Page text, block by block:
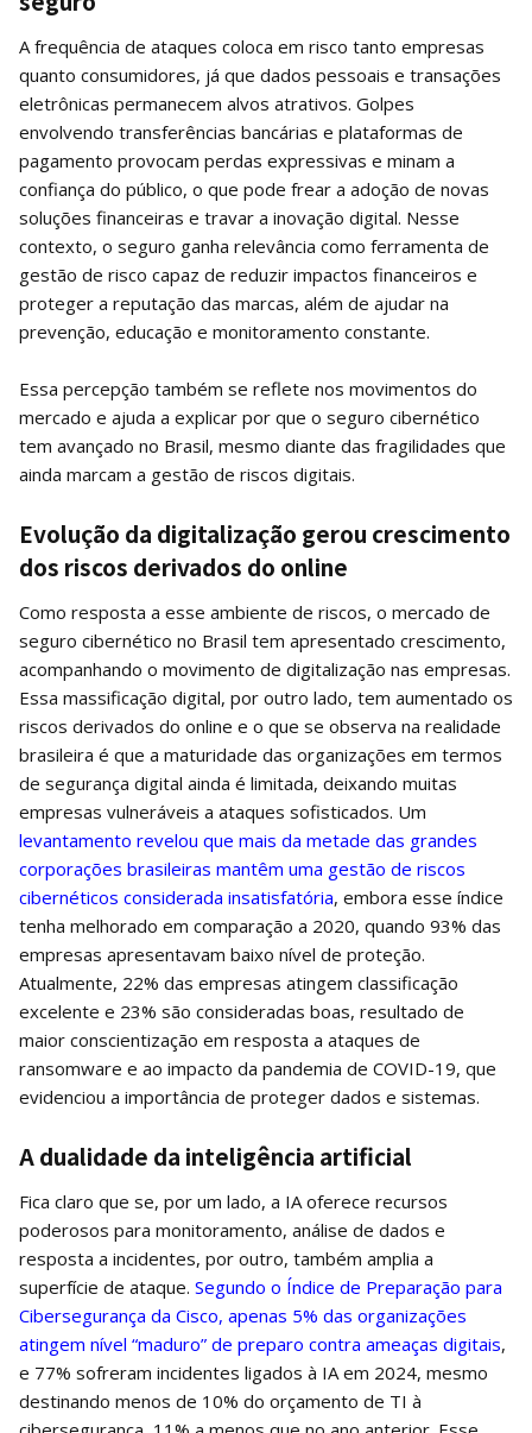
A frequência de ataques coloca em risco tanto empresas
quanto consumidores, já que dados pessoais e transações
eletrônicas permanecem alvos atrativos. Golpes
envolvendo transferências bancárias e plataformas de
pagamento provocam perdas expressivas e minam a
confiança do público, o que pode frear a adoção de novas
soluções financeiras e travar a inovação digital. Nesse
contexto, o seguro ganha relevância como ferramenta de
gestão de risco capaz de reduzir impactos financeiros e
proteger a reputação das marcas, além de ajudar na
prevenção, educação e monitoramento constante.
Essa percepção também se reflete nos movimentos do
mercado e ajuda a explicar por que o seguro cibernético
tem avançado no Brasil, mesmo diante das fragilidades que
ainda marcam a gestão de riscos digitais.
Evolução da digitalização gerou crescimento
dos riscos derivados do online
Como resposta a esse ambiente de riscos, o mercado de
seguro cibernético no Brasil tem apresentado crescimento,
acompanhando o movimento de digitalização nas empresas.
Essa massificação digital, por outro lado, tem aumentado os
riscos derivados do online e o que se observa na realidade
brasileira é que a maturidade das organizações em termos
de segurança digital ainda é limitada, deixando muitas
empresas vulneráveis a ataques sofisticados. Um
levantamento revelou que mais da metade das grandes
corporações brasileiras mantêm uma gestão de riscos
cibernéticos considerada insatisfatória, embora esse índice
tenha melhorado em comparação a 2020, quando 93% das
empresas apresentavam baixo nível de proteção.
Atualmente, 22% das empresas atingem classificação
excelente e 23% são consideradas boas, resultado de
maior conscientização em resposta a ataques de
ransomware e ao impacto da pandemia de COVID-19, que
evidenciou a importância de proteger dados e sistemas.
A dualidade da inteligência artificial
Fica claro que se, por um lado, a IA oferece recursos
poderosos para monitoramento, análise de dados e
resposta a incidentes, por outro, também amplia a
superfície de ataque. Segundo o Índice de Preparação para
Cibersegurança da Cisco, apenas 5% das organizações
atingem nível “maduro” de preparo contra ameaças digitais,
e 77% sofreram incidentes ligados à IA em 2024, mesmo
destinando menos de 10% do orçamento de TI à